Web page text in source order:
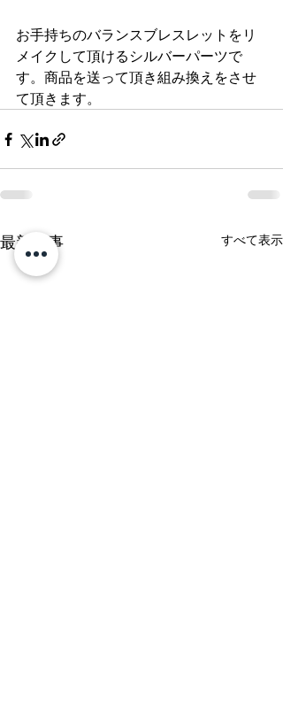
お手持ちのバランスブレスレットをリ
メイクして頂けるシルバーパーツで
す。商品を送って頂き組み換えをさせ
て頂きます。
最新記事 すべて表示